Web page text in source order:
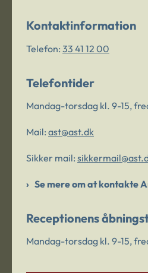
Kontaktinformation
Telefon: 33 41 12 00
Telefontider
Mandag-torsdag kl. 9-15,
Mail: ast@ast.dk
Sikker mail:
Se mere om at kontakte
Receptionens
Mandag-torsdag kl. 9-15,